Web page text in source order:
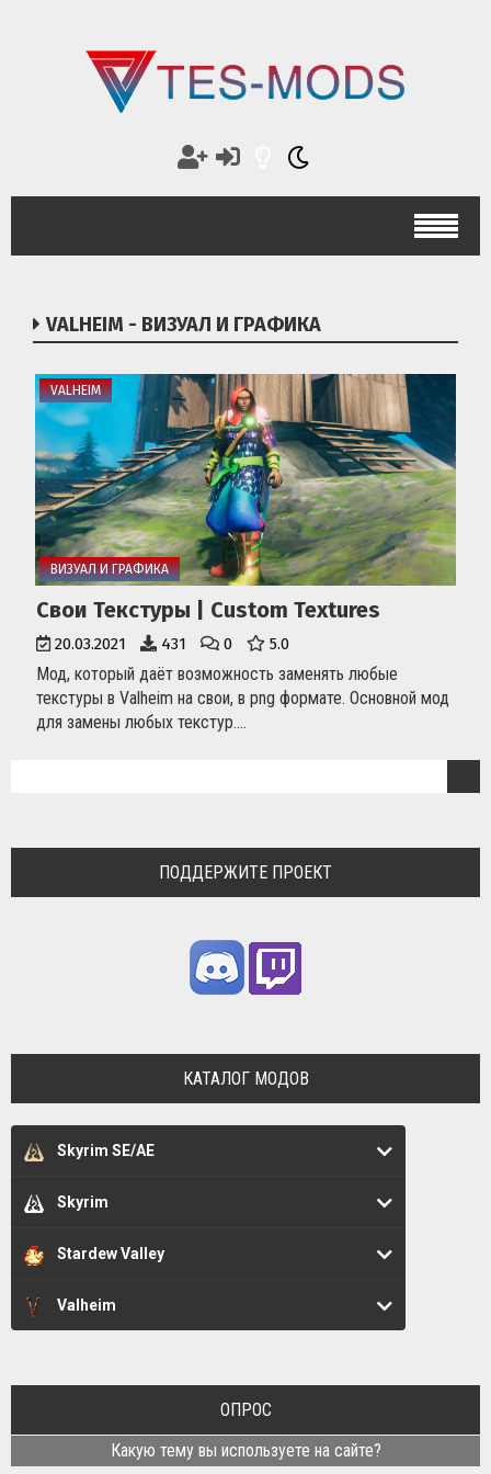
VALHEIM - ВИЗУАЛ И ГРАФИКА
VALHEIM
ВИЗУАЛ И ГРАФИКА
Свои Текстуры | Custom Textures
20.03.2021 431 0 5.0
Мод, который даёт возможность заменять любые
текстуры в Valheim на свои, в png формате. Основной мод
для замены любых текстур....
ПОДДЕРЖИТЕ ПРОЕКТ
КАТАЛОГ МОДОВ
Skyrim SE/AE
Skyrim
Stardew Valley
Valheim
ОПРОС
Какую тему вы используете на сайте?